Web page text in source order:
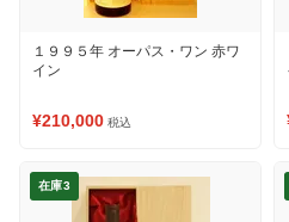
１９９５年 オーパス・ワン 赤ワ
イン
¥210,000 税込
在庫3